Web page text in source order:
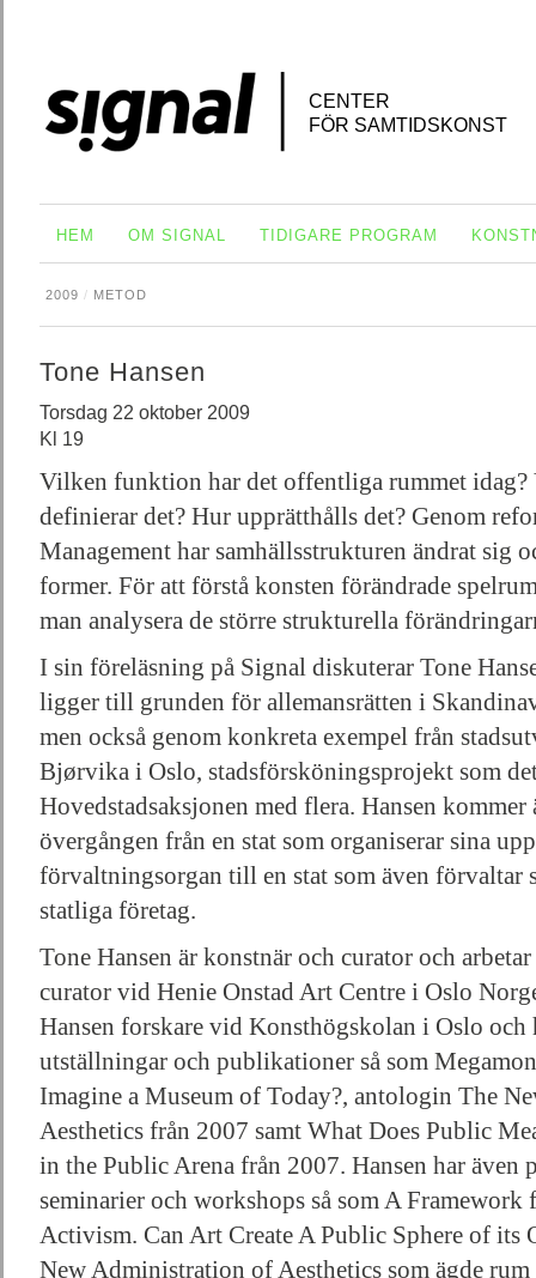
CENTER
FÖR SAMTIDSKONST
HEM OM SIGNAL TIDIGARE PROGRAM
2009 / METOD
Tone Hansen
Torsdag 22 oktober 2009
Kl 19
Vilken funktion har det offentliga rummet idag?
definierar det? Hur upprätthålls det? Genom
Management har samhällsstrukturen ändrat sig
former. För att förstå konsten förändrade
man analysera de större strukturella
I sin föreläsning på Signal diskuterar Tone
ligger till grunden för allemansrätten i
men också genom konkreta exempel från
Bjørvika i Oslo, stadsförsköningsprojekt som
Hovedstadsaksjonen med flera. Hansen kommer
övergången från en stat som organiserar sina
förvaltningsorgan till en stat som även förvaltar
statliga företag.
Tone Hansen är konstnär och curator och
curator vid Henie Onstad Art Centre i Oslo
Hansen forskare vid Konsthögskolan i Oslo och
utställningar och publikationer så som
Imagine a Museum of Today?, antologin The
Aesthetics från 2007 samt What Does Public
in the Public Arena från 2007. Hansen har även
seminarier och workshops så som A
Activism. Can Art Create A Public Sphere of its
New Administration of Aesthetics som ägde